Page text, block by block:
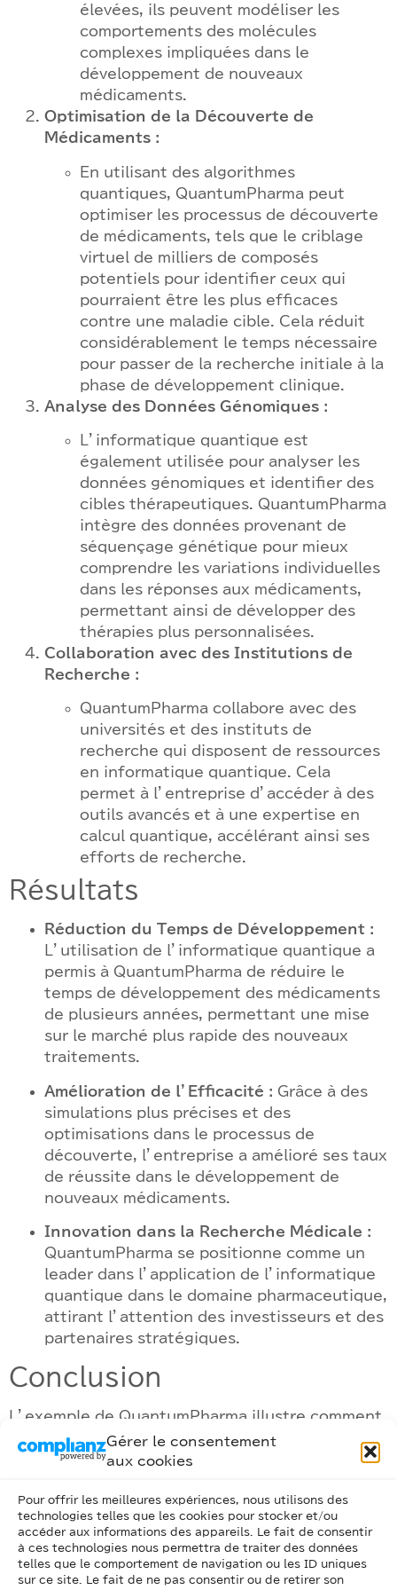
Gérer le consentement
aux cookies
Pour offrir les meilleures expériences, nous utilisons des
technologies telles que les cookies pour stocker et/ou
accéder aux informations des appareils. Le fait de consentir
à ces technologies nous permettra de traiter des données
telles que le comportement de navigation ou les ID uniques
sur ce site. Le fait de ne pas consentir ou de retirer son
élevées, ils peuvent modéliser les
comportements des molécules
complexes impliquées dans le
développement de nouveaux
médicaments.
Optimisation de la Découverte de
Médicaments :
En utilisant des algorithmes
quantiques, QuantumPharma peut
optimiser les processus de découverte
de médicaments, tels que le criblage
virtuel de milliers de composés
potentiels pour identifier ceux qui
pourraient être les plus efficaces
contre une maladie cible. Cela réduit
considérablement le temps nécessaire
pour passer de la recherche initiale à la
phase de développement clinique.
Analyse des Données Génomiques :
L’informatique quantique est
également utilisée pour analyser les
données génomiques et identifier des
cibles thérapeutiques. QuantumPharma
intègre des données provenant de
séquençage génétique pour mieux
comprendre les variations individuelles
dans les réponses aux médicaments,
permettant ainsi de développer des
thérapies plus personnalisées.
Collaboration avec des Institutions de
Recherche :
QuantumPharma collabore avec des
universités et des instituts de
recherche qui disposent de ressources
en informatique quantique. Cela
permet à l’entreprise d’accéder à des
outils avancés et à une expertise en
calcul quantique, accélérant ainsi ses
efforts de recherche.
Résultats
Réduction du Temps de Développement :
L’utilisation de l’informatique quantique a
permis à QuantumPharma de réduire le
temps de développement des médicaments
de plusieurs années, permettant une mise
sur le marché plus rapide des nouveaux
traitements.
Amélioration de l’Efficacité : Grâce à des
simulations plus précises et des
optimisations dans le processus de
découverte, l’entreprise a amélioré ses taux
de réussite dans le développement de
nouveaux médicaments.
Innovation dans la Recherche Médicale :
QuantumPharma se positionne comme un
leader dans l’application de l’informatique
quantique dans le domaine pharmaceutique,
attirant l’attention des investisseurs et des
partenaires stratégiques.
Conclusion
L’exemple de QuantumPharma illustre comment
l’informatique quantique peut transformer
l’industrie pharmaceutique. En intégrant des
recherche et de développement, l’entreprise est
capable d’accélérer la découverte de nouveaux
médicaments, d’optimiser les traitements et de
répondre plus efficacement aux besoins de
santé des patients. L’informatique quantique